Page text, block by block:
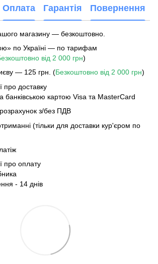
Оплата Гарантія Повернення
магазину — безкоштовно.
по Україні — по тарифам
від 2 000 грн)
— 125 грн. (Безкоштовно від 2 000 грн)
про доставку
банківською картою Visa та MasterCard
розрахунок з/без ПДВ
(тільки для доставки кур'єром по
про оплату
- 14 днів